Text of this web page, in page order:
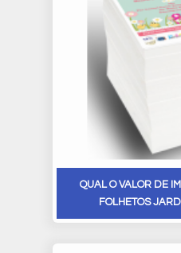
QUAL O VALOR DE
FOLHETOS